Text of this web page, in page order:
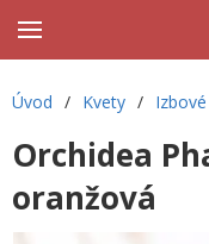
Úvod / Kvety / Izbové
Orchidea
oranžová